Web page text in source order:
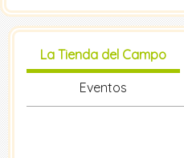
La Tienda del Campo
Eventos